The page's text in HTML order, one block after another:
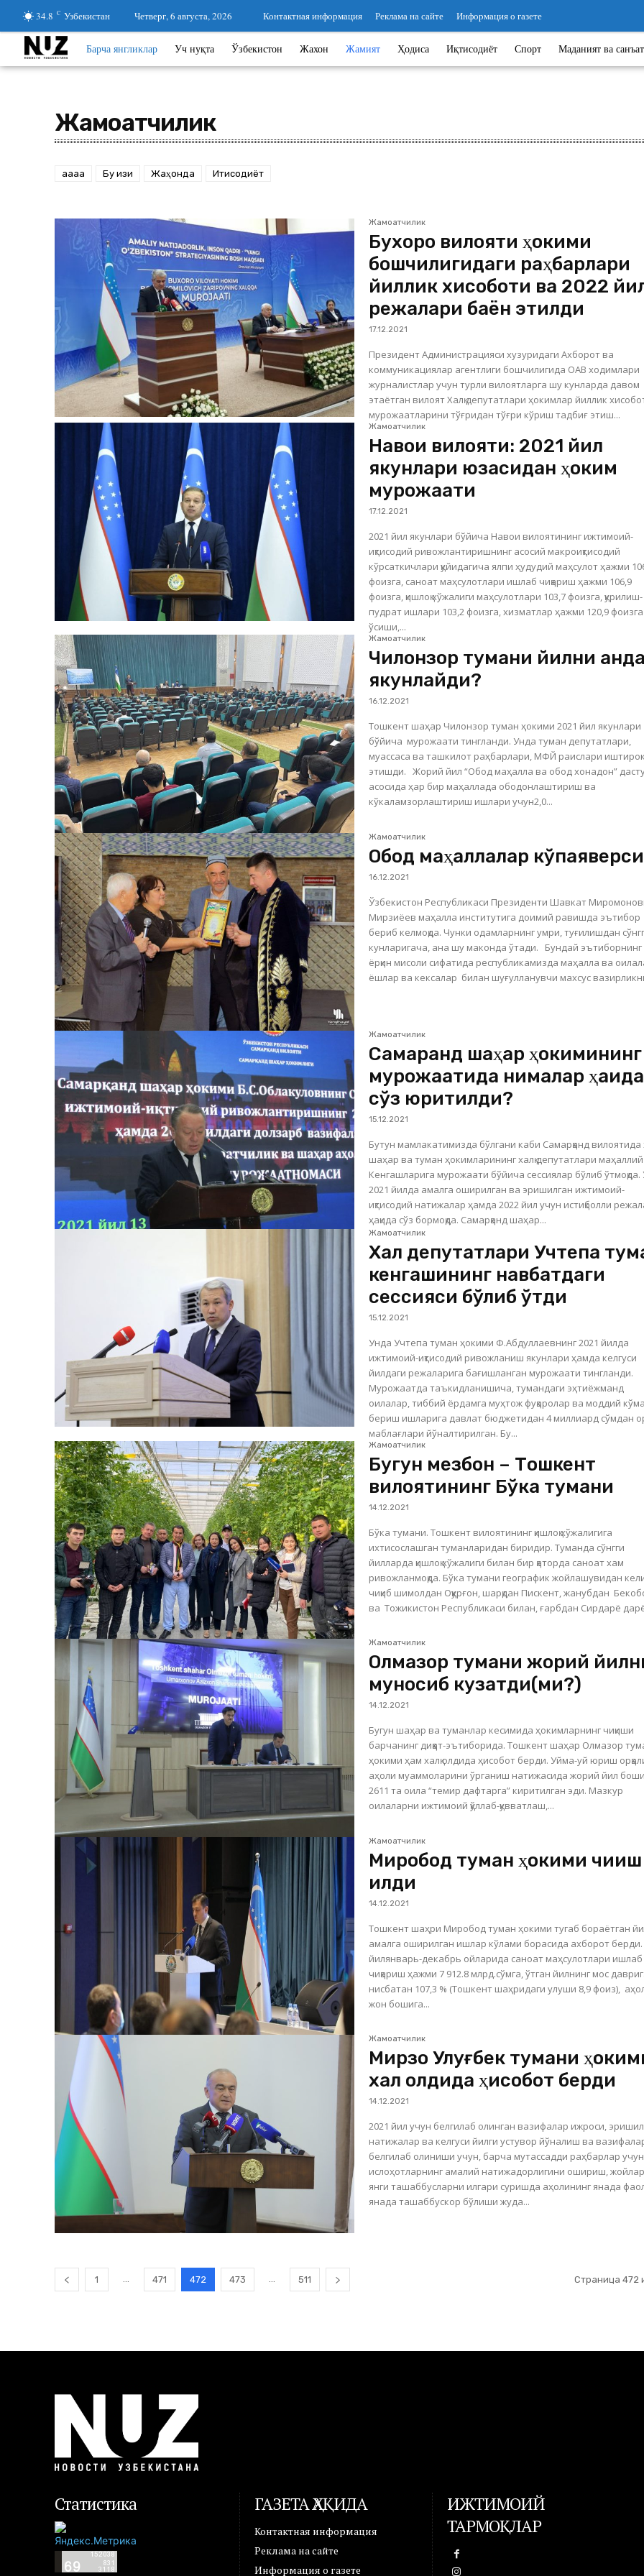
34.8 C Узбекистан Четверг, 6 августа, 2026 Контактная информация Реклама на сайте Информация о газете
Барча янгликлар Уч нуқта Ўзбекистон Жахон Жамият Ҳодиса Иқтисодиёт Спорт Маданият ва санъат
Жамоатчилик
aaaa Бу қизиқ Жаҳонда Иқтисодиёт
Жамоатчилик
Бухоро вилояти ҳокими
бошчилигидаги раҳбарлари
йиллик хисоботи ва 2022
режалари баён этилди
17.12.2021
Президент Администрацияси хузуридаги Ахборот ва
коммуникациялар агентлиги бошчилигида ОАВ ходимлари
журналистлар учун турли вилоятларга шу кунларда давом
этаётган вилоят Халқ депутатлари ҳокимлар йиллик хисоботи ва
мурожаатларини тўғридан тўғри кўриш тадбиғ этиш...
Жамоатчилик
Навои вилояти: 2021 йил
якунлари юзасидан ҳоким
мурожаати
17.12.2021
2021 йил якунлари бўйича Навои вилоятининг ижтимоий-
иқтисодий ривожлантиришнинг асосий макроиқтисодий
кўрсаткичлари қуйидагича ялпи ҳудудий маҳсулот ҳажми
фоизга, саноат маҳсулотлари ишлаб чиқариш ҳажми 106,9
фоизга, қишлоқ хўжалиги маҳсулотлари 103,7 фоизга, қурилиш-
пудрат ишлари 103,2 фоизга, хизматлар ҳажми 120,9 фоизга
ўсиши,...
Жамоатчилик
Чилонзор тумани йилни
якунлайди?
16.12.2021
Тошкент шаҳар Чилонзор туман ҳокими 2021 йил якунлари
бўйича мурожаати тингланди. Унда туман депутатлари,
муассаса ва ташкилот раҳбарлари, МФЙ раислари иштирок
этишди. Жорий йил “Обод маҳалла ва обод хонадон” дастури
асосида ҳар бир маҳаллада ободонлаштириш ва
кўкаламзорлаштириш ишлари учун2,0...
Жамоатчилик
Обод маҳаллалар
16.12.2021
Ўзбекистон Республикаси Президенти Шавкат
Мирзиёев маҳалла институтига доимий равишда эътибор
бериб келмоқда. Чунки одамларнинг умри, туғилишдан
кунларигача, ана шу маконда ўтади. Бундай эътиборнинг
ёрқин мисоли сифатида республикамизда маҳалла ва
ёшлар ва кексалар билан шуғулланувчи махсус
Жамоатчилик
Самарқанд шаҳар ҳокимининг
мурожаатида нималар ҳақида
сўз юритилди?
15.12.2021
Бутун мамлакатимизда бўлгани каби Самарқанд вилоятида
шаҳар ва туман ҳокимларининг халқ депутатлари маҳаллий
Кенгашларига мурожаати бўйича сессиялар бўлиб ўтмоқда.
2021 йилда амалга оширилган ва эришилган ижтимоий-
иқтисодий натижалар ҳамда 2022 йил учун истиқболли
ҳақида сўз бормоқда. Самарқанд шаҳар...
Жамоатчилик
Халқ депутатлари Учтепа
кенгашининг навбатдаги
сессияси бўлиб ўтди
15.12.2021
Унда Учтепа туман ҳокими Ф.Абдуллаевнинг 2021 йилда
ижтимоий-иқтисодий ривожланиш якунлари ҳамда келгуси
йилдаги режаларига бағишланган мурожаати тингланди.
Мурожаатда таъкидланишича, тумандаги эҳтиёжманд
оилалар, тиббий ёрдамга муҳтож фуқаролар ва моддий
бериш ишларига давлат бюджетидан 4 миллиард сўмдан
маблағлари йўналтирилган. Бу...
Жамоатчилик
Бугун мезбон – Тошкент
вилоятининг Бўка тумани
14.12.2021
Бўка тумани. Тошкент вилоятининг қишлоқ хўжалигига
ихтисослашган туманларидан биридир. Туманда сўнгги
йилларда қишлоқ хўжалиги билан бир қаторда саноат хам
ривожланмоқда. Бўка тумани географик жойлашувидан
чиқиб шимолдан Оққурғон, шарқдан Пискент, жанубдан
ва Тожикистон Республикаси билан, ғарбдан Сирдарё
Жамоатчилик
Олмазор тумани жорий
муносиб кузатди(ми?)
14.12.2021
Бугун шаҳар ва туманлар кесимида ҳокимларнинг чиқиши
барчанинг диққат-эътиборида. Тошкент шаҳар Олмазор
ҳокими ҳам халқ олдида ҳисобот берди. Уйма-уй юриш орқали
аҳоли муаммоларини ўрганиш натижасида жорий йил
2611 та оила “темир дафтарга” киритилган эди. Мазкур
оилаларни ижтимоий қўллаб-қувватлаш,...
Жамоатчилик
Миробод туман ҳокими чиқиш
қилди
14.12.2021
Тошкент шаҳри Миробод туман ҳокими тугаб бораётган
амалга оширилган ишлар кўлами борасида ахборот берди.
йилянварь-декабрь ойларида саноат маҳсулотлари ишлаб
чиқариш ҳажми 7 912.8 млрд.сўмга, ўтган йилнинг мос
нисбатан 107,3 % (Тошкент шаҳридаги улуши 8,9 фоиз),
жон бошига...
Жамоатчилик
Мирзо Улуғбек тумани
халқ олдида ҳисобот берди
14.12.2021
2021 йил учун белгилаб олинган вазифалар ижроси,
натижалар ва келгуси йилги устувор йўналиш ва
белгилаб олиниши учун, барча мутассадди раҳбарлар учун
ислоҳотларнинг амалий натижадорлигини ошириш,
янги ташаббусларни илгари суришда аҳолининг янада
янада ташаббускор бўлиши жуда...
1 471 472 473 511 Страница 472
Статистика ГАЗЕТА ҲАҚИДА
Контактная информация
Реклама на сайте
Информация о газете
ИЖТИМОИЙ
ТАРМОҚЛАР